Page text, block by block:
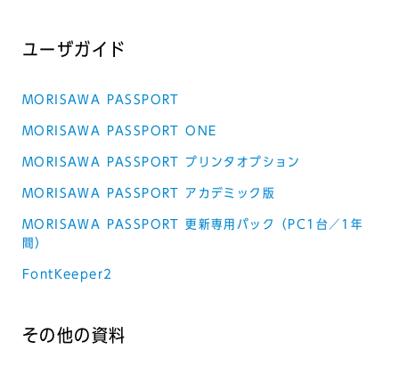
ユーザガイド
MORISAWA PASSPORT
MORISAWA PASSPORT ONE
MORISAWA PASSPORT プリンタオプション
MORISAWA PASSPORT アカデミック版
MORISAWA PASSPORT 更新専用パック（PC1台／1年
間）
FontKeeper2
その他の資料